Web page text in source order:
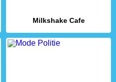
Milkshake Cafe